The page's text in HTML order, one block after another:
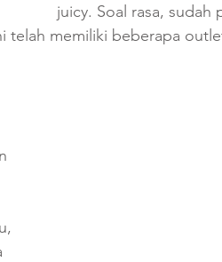
juicy. Soal rasa, sudah
telah memiliki beberapa